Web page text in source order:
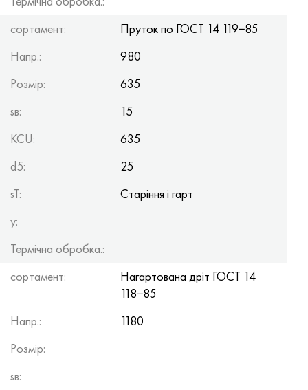
сортамент:
Пруток по ГОСТ 14 119−85
Напр.:
980
Розмір:
635
sв:
15
KCU:
635
d5:
25
sT:
Старіння і гарт
y:
Термічна обробка.:
сортамент:
Нагартована дріт ГОСТ 14
118−85
Напр.:
1180
Розмір:
sв:
Хастеллой C-276
Хастеллой 3
Хастеллой x
Удимет 500
40ХФА, 1.7223, aisi 4142
45ХН2МФА, k2425, 45hnmf
А40Г, 44smn28, 1.0762, 46s20